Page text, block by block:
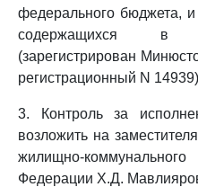
федерального бюджета,
содержащихся в
(зарегистрирован
регистрационный N
3. Контроль за
возложить на
жилищно-
Федерации Х.Д.